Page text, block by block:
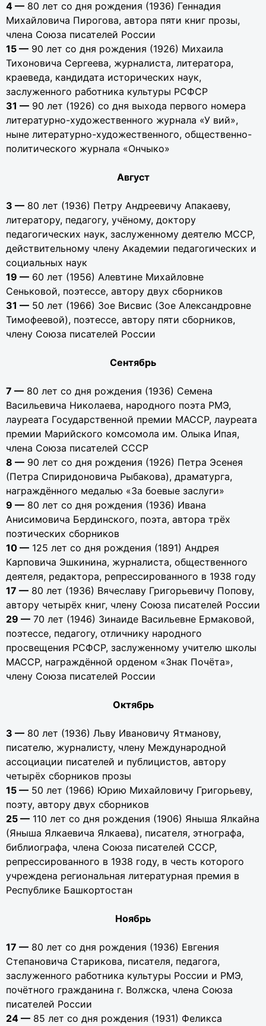
4 — 80 лет со дня рождения (1936) Геннадия
Михайловича Пирогова, автора пяти книг прозы,
члена Союза писателей России
15 — 90 лет со дня рождения (1926) Михаила
Тихоновича Сергеева, журналиста, литератора,
краеведа, кандидата исторических наук,
заслуженного работника культуры РСФСР
31 — 90 лет (1926) со дня выхода первого номера
литературно-художественного журнала «У вий»,
ныне литературно-художественного, общественно-
политического журнала «Ончыко»
Август
3 — 80 лет (1936) Петру Андреевичу Апакаеву,
литератору, педагогу, учёному, доктору
педагогических наук, заслуженному деятелю МССР,
действительному члену Академии педагогических и
социальных наук
19 — 60 лет (1956) Алевтине Михайловне
Сеньковой, поэтессе, автору двух сборников
31 — 50 лет (1966) Зое Висвис (Зое Александровне
Тимофеевой), поэтессе, автору пяти сборников,
члену Союза писателей России
Сентябрь
7 — 80 лет со дня рождения (1936) Семена
Васильевича Николаева, народного поэта РМЭ,
лауреата Государственной премии МАССР, лауреата
премии Марийского комсомола им. Олыка Ипая,
члена Союза писателей СССР
8 — 90 лет со дня рождения (1926) Петра Эсенея
(Петра Спиридоновича Рыбакова), драматурга,
награждённого медалью «За боевые заслуги»
9 — 80 лет со дня рождения (1936) Ивана
Анисимовича Бердинского, поэта, автора трёх
поэтических сборников
10 — 125 лет со дня рождения (1891) Андрея
Карповича Эшкинина, журналиста, общественного
деятеля, редактора, репрессированного в 1938 году
17 — 80 лет (1936) Вячеславу Григорьевичу Попову,
автору четырёх книг, члену Союза писателей России
29 — 70 лет (1946) Зинаиде Васильевне Ермаковой,
поэтессе, педагогу, отличнику народного
просвещения РСФСР, заслуженному учителю школы
МАССР, награждённой орденом «Знак Почёта»,
члену Союза писателей России
Октябрь
3 — 80 лет (1936) Льву Ивановичу Ятманову,
писателю, журналисту, члену Международной
ассоциации писателей и публицистов, автору
четырёх сборников прозы
15 — 50 лет (1966) Юрию Михайловичу Григорьеву,
поэту, автору двух сборников
25 — 110 лет со дня рождения (1906) Яныша Ялкайна
(Яныша Ялкаевича Ялкаева), писателя, этнографа,
библиографа, члена Союза писателей СССР,
репрессированного в 1938 году, в честь которого
учреждена региональная литературная премия в
Республике Башкортостан
Ноябрь
17 — 80 лет со дня рождения (1936) Евгения
Степановича Старикова, писателя, педагога,
заслуженного работника культуры России и РМЭ,
почётного гражданина г. Волжска, члена Союза
писателей России
24 — 85 лет со дня рождения (1931) Феликса